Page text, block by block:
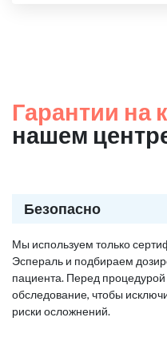
Гарантии на
нашем
Безопасно
Мы используем только
Эспераль и подбираем
пациента. Перед
обследование, чтобы
риски осложнений.